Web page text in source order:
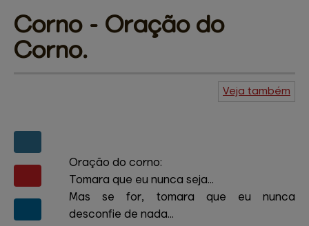
Corno - Oração do
Corno.
Veja também
Oração do corno:
Tomara que eu nunca seja...
Mas se for, tomara que eu nunca
desconfie de nada...